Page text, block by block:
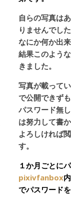
自らの写真は
りませんでし
なにか何か出
結果このよう
きました。
写真が載って
で公開できず
パスワード無
は努力して書
よろしければ
す。
１か月ごとに
pixivfanbox
でパスワード